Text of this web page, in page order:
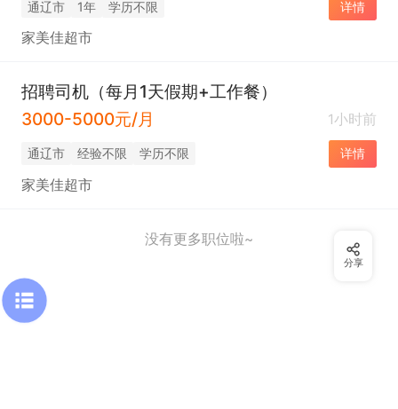
通辽市 1年 学历不限 详情
家美佳超市
招聘司机（每月1天假期+工作餐）
3000-5000元/月
1小时前
通辽市 经验不限 学历不限 详情
家美佳超市
没有更多职位啦~
分享